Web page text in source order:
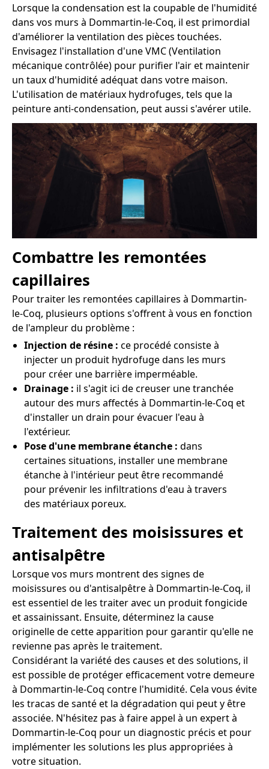
Lorsque la condensation est la coupable de l'humidité
dans vos murs à Dommartin-le-Coq, il est primordial
d'améliorer la ventilation des pièces touchées.
Envisagez l'installation d'une VMC (Ventilation
mécanique contrôlée) pour purifier l'air et maintenir
un taux d'humidité adéquat dans votre maison.
L'utilisation de matériaux hydrofuges, tels que la
peinture anti-condensation, peut aussi s'avérer utile.
Combattre les remontées
capillaires
Pour traiter les remontées capillaires à Dommartin-
le-Coq, plusieurs options s'offrent à vous en fonction
de l'ampleur du problème :
Injection de résine : ce procédé consiste à
injecter un produit hydrofuge dans les murs
pour créer une barrière imperméable.
Drainage : il s'agit ici de creuser une tranchée
autour des murs affectés à Dommartin-le-Coq et
d'installer un drain pour évacuer l'eau à
l'extérieur.
Pose d'une membrane étanche : dans
certaines situations, installer une membrane
étanche à l'intérieur peut être recommandé
pour prévenir les infiltrations d'eau à travers
des matériaux poreux.
Traitement des moisissures et
antisalpêtre
Lorsque vos murs montrent des signes de
moisissures ou d'antisalpêtre à Dommartin-le-Coq, il
est essentiel de les traiter avec un produit fongicide
et assainissant. Ensuite, déterminez la cause
originelle de cette apparition pour garantir qu'elle ne
revienne pas après le traitement.
Considérant la variété des causes et des solutions, il
est possible de protéger efficacement votre demeure
à Dommartin-le-Coq contre l'humidité. Cela vous évite
les tracas de santé et la dégradation qui peut y être
associée. N'hésitez pas à faire appel à un expert à
Dommartin-le-Coq pour un diagnostic précis et pour
implémenter les solutions les plus appropriées à
votre situation.